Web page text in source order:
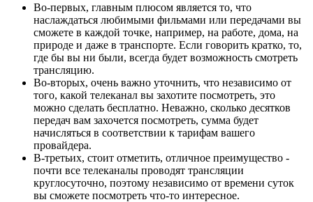
Во-первых, главным плюсом является то, что
наслаждаться любимыми фильмами или передачами вы
сможете в каждой точке, например, на работе, дома, на
природе и даже в транспорте. Если говорить кратко, то,
где бы вы ни были, всегда будет возможность смотреть
трансляцию.
Во-вторых, очень важно уточнить, что независимо от
того, какой телеканал вы захотите посмотреть, это
можно сделать бесплатно. Неважно, сколько десятков
передач вам захочется посмотреть, сумма будет
начисляться в соответствии к тарифам вашего
провайдера.
В-третьих, стоит отметить, отличное преимущество -
почти все телеканалы проводят трансляции
круглосуточно, поэтому независимо от времени суток
вы сможете посмотреть что-то интересное.